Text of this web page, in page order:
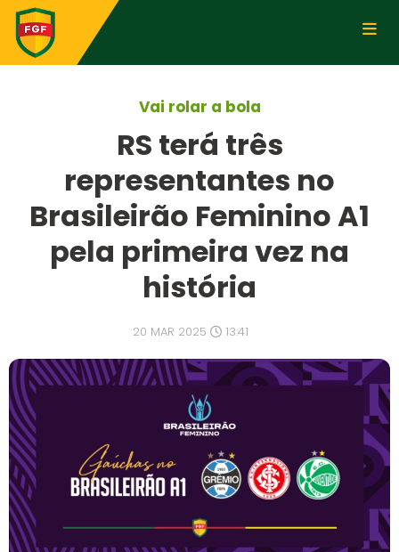
Vai rolar a bola
RS terá três
representantes no
Brasileirão Feminino A1
pela primeira vez na
história
20 MAR 2025 13:41